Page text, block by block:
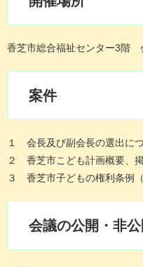
香芝市総合福祉センター3階
案件
１ 会長及び副会長の選出に
２ 香芝市こども計画概要、
３ 香芝市子どもの権利条例
会議の公開・非公